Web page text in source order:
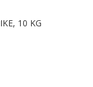
10 KG